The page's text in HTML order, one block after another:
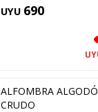
UYU 690
ALFOMBRA
CRUDO